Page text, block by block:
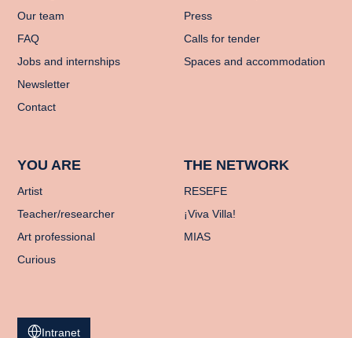
Our team
FAQ
Jobs and internships
Newsletter
Contact
Press
Calls for tender
Spaces and accommodation
YOU ARE
Artist
Teacher/researcher
Art professional
Curious
THE NETWORK
RESEFE
¡Viva Villa!
MIAS
Intranet